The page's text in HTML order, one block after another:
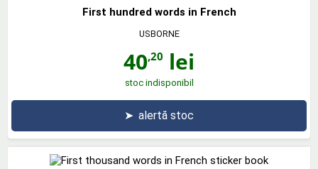
First hundred words in French
USBORNE
40,20 lei
stoc indisponibil
➤ alertă stoc